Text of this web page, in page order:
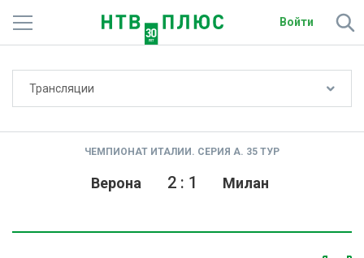
Войти
Трансляции
ЧЕМПИОНАТ ИТАЛИИ. СЕРИЯ А. 35 ТУР
Верона Милан
2: 1